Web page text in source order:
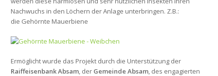
Nachwuchs in den Löchern der Anlage unterbringen. Z.B.:
die Gehörnte Mauerbiene
Ermöglicht wurde das Projekt durch die Unterstützung der
Raiffeisenbank Absam, der Gemeinde Absam, des engagierten